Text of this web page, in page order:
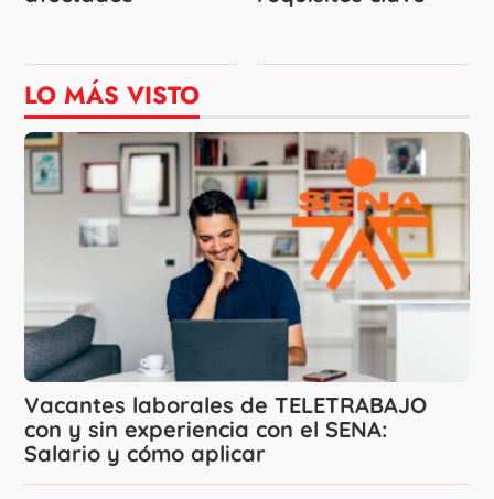
LO MÁS VISTO
Vacantes laborales de TELETRABAJO
con y sin experiencia con el SENA:
Salario y cómo aplicar